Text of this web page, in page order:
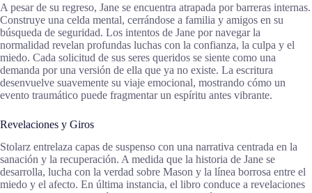
A pesar de su regreso, Jane se encuentra atrapada por barreras internas.
Construye una celda mental, cerrándose a familia y amigos en su
búsqueda de seguridad. Los intentos de Jane por navegar la
normalidad revelan profundas luchas con la confianza, la culpa y el
miedo. Cada solicitud de sus seres queridos se siente como una
demanda por una versión de ella que ya no existe. La escritura
desenvuelve suavemente su viaje emocional, mostrando cómo un
evento traumático puede fragmentar un espíritu antes vibrante.
Revelaciones y Giros
Stolarz entrelaza capas de suspenso con una narrativa centrada en la
sanación y la recuperación. A medida que la historia de Jane se
desarrolla, lucha con la verdad sobre Mason y la línea borrosa entre el
miedo y el afecto. En última instancia, el libro conduce a revelaciones